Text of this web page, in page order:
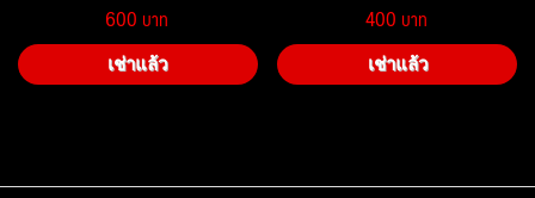
600
เช่าแล้ว
400
เช่าแล้ว